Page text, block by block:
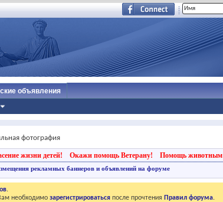
объявления
фотография
жизни детей! Окажи помощь Ветерану! Помощь животным
рекламных баннеров и объявлений на форуме
.
необходимо зарегистрироваться после прочтения Правил форума.